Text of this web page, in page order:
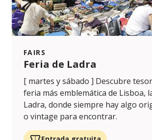
FAIRS
Feria de Ladra
[ martes y sábado ] Descubre
feria más emblemática de Lisboa,
Ladra, donde siempre hay algo
o vintage para encontrar.